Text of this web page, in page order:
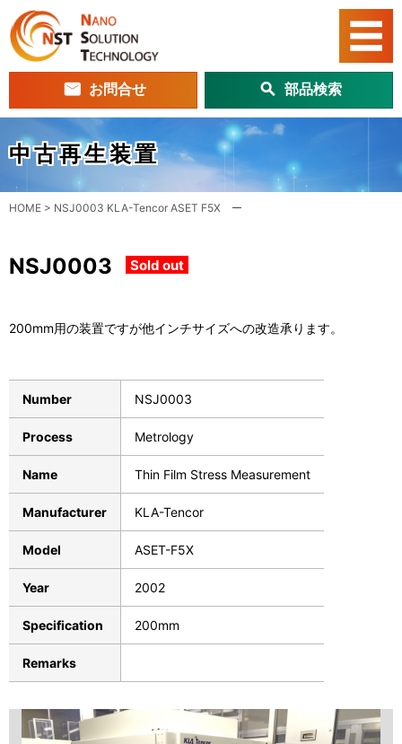
お問合せ 部品検索
中古再生装置
HOME > NSJ0003 KLA-Tencor ASET F5X ー
NSJ0003 Sold out
200mm用の装置ですが他インチサイズへの改造承ります。
Number NSJ0003
Process Metrology
Name Thin Film Stress Measurement
Manufacturer KLA-Tencor
Model ASET-F5X
Year 2002
Specification 200mm
Remarks